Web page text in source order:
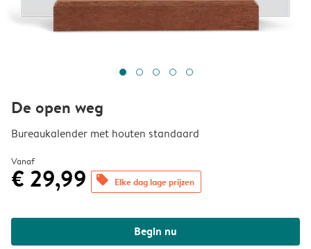
De open weg
Bureaukalender met houten standaard
Vanaf
€ 29,99 offers Elke dag lage prijzen
Begin nu